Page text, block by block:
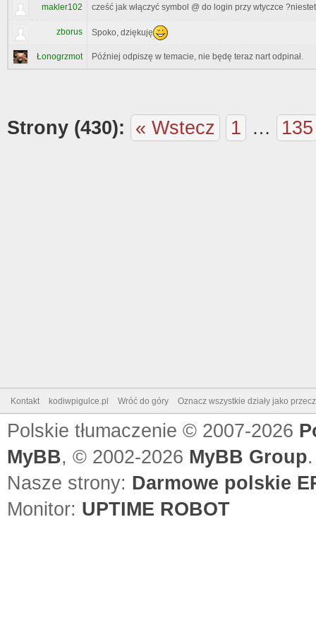
makler102 cześć jak włączyć symbol @ do login przy wtyczce
zborus Spoko, dziękuję
Łonogrzmot Później odpiszę w temacie, nie będę teraz nart odpinał.
Strony (430): « Wstecz 1 … 135
Kontakt kodiwpigulce.pl Wróć do góry Oznacz wszystkie działy jako
Polskie tłumaczenie © 2007-2026
MyBB, © 2002-2026 MyBB Group.
Nasze strony: Darmowe polskie
Monitor: UPTIME ROBOT